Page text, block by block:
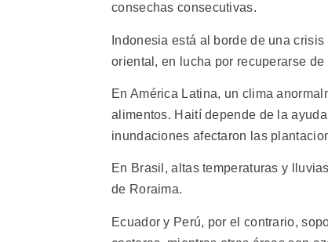
consechas consecutivas.
Indonesia está al borde de una
oriental, en lucha por recuperarse
En América Latina, un clima
alimentos. Haití depende de la
inundaciones afectaron las
En Brasil, altas temperaturas y
de Roraima.
Ecuador y Perú, por el contrario,